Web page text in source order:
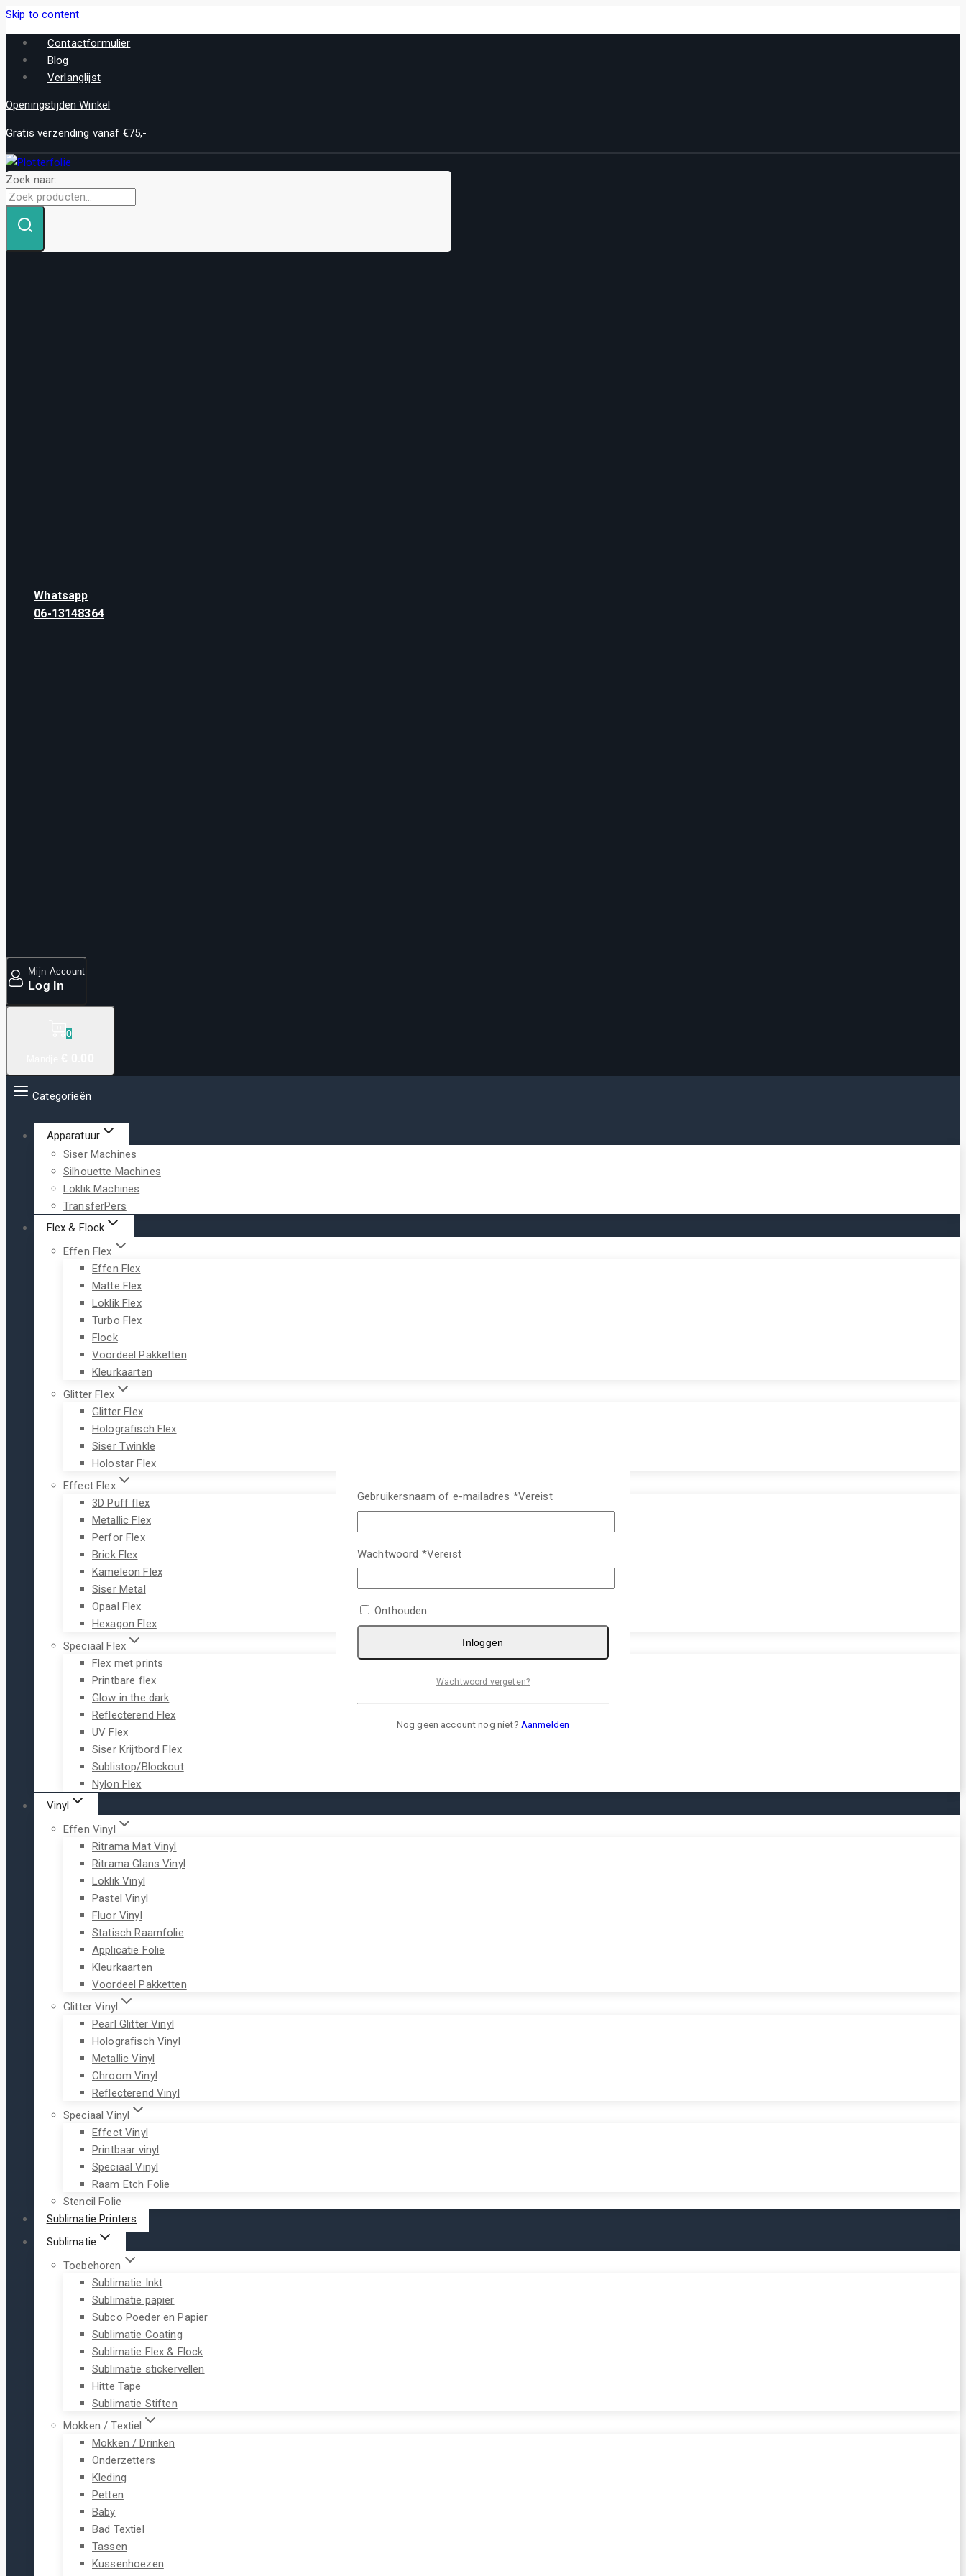
Skip to content
Contactformulier
Blog
Verlanglijst
Openingstijden Winkel
Gratis verzending vanaf €75,-
Zoek naar:
Whatsapp
06-13148364
Mijn Account
Log In
0
Categorieën
Apparatuur
Siser Machines
Silhouette Machines
Loklik Machines
TransferPers
Flex & Flock
Effen Flex
Effen Flex
Matte Flex
Loklik Flex
Turbo Flex
Flock
Voordeel Pakketten
Kleurkaarten
Glitter Flex
Glitter Flex
Holografisch Flex
Siser Twinkle
Holostar Flex
Effect Flex
3D Puff flex
Metallic Flex
Perfor Flex
Brick Flex
Kameleon Flex
Siser Metal
Opaal Flex
Hexagon Flex
Speciaal Flex
Flex met prints
Printbare flex
Glow in the dark
Reflecterend Flex
UV Flex
Siser Krijtbord Flex
Sublistop/Blockout
Nylon Flex
Vinyl
Effen Vinyl
Ritrama Mat Vinyl
Ritrama Glans Vinyl
Loklik Vinyl
Pastel Vinyl
Fluor Vinyl
Statisch Raamfolie
Applicatie Folie
Kleurkaarten
Voordeel Pakketten
Glitter Vinyl
Pearl Glitter Vinyl
Holografisch Vinyl
Metallic Vinyl
Chroom Vinyl
Reflecterend Vinyl
Speciaal Vinyl
Effect Vinyl
Printbaar vinyl
Speciaal Vinyl
Raam Etch Folie
Stencil Folie
Sublimatie Printers
Sublimatie
Toebehoren
Sublimatie Inkt
Sublimatie papier
Subco Poeder en Papier
Sublimatie Coating
Sublimatie Flex & Flock
Sublimatie stickervellen
Hitte Tape
Sublimatie Stiften
Mokken / Textiel
Mokken / Drinken
Onderzetters
Kleding
Petten
Baby
Bad Textiel
Tassen
Kussenhoezen
Gebruikersnaam of e-mailadres *Vereist
Wachtwoord *Vereist
Onthouden
Inloggen
Wachtwoord vergeten?
Nog geen account nog niet? Aanmelden